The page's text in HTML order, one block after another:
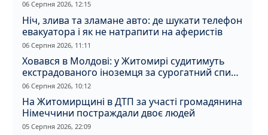
06 Серпня 2026, 12:15
Ніч, злива та зламане авто: де шукати телефон
евакуатора і як не натрапити на аферистів
06 Серпня 2026, 11:11
Ховався в Молдові: у Житомирі судитимуть
екстрадованого іноземця за сурогатний спирт
і відмивання грошей
06 Серпня 2026, 10:12
На Житомирщині в ДТП за участі громадянина
Німеччини постраждали двоє людей
05 Серпня 2026, 22:09